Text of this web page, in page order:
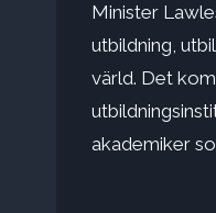
Minister
utbildning,
värld. Det
akademiker